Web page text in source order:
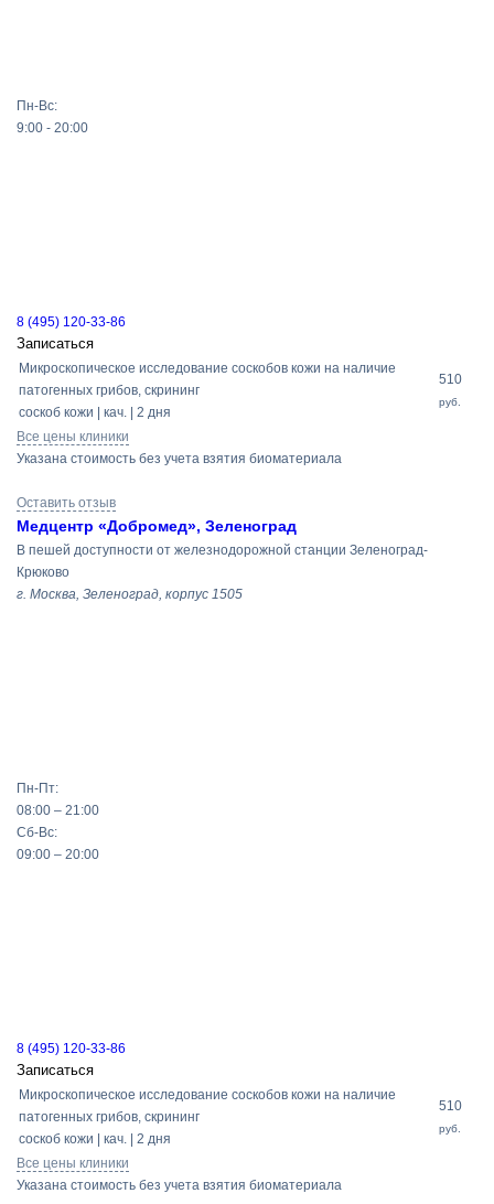
Пн-Вс:
9:00 - 20:00
8 (495) 120-33-86
Записаться
Микроскопическое исследование соскобов кожи на наличие
патогенных грибов, скрининг
соскоб кожи | кач. | 2 дня
510
руб.
Все цены клиники
Указана стоимость без учета взятия биоматериала
Оставить отзыв
Медцентр «Добромед», Зеленоград
В пешей доступности от железнодорожной станции Зеленоград-
Крюково
г. Москва, Зеленоград, корпус 1505
Пн-Пт:
08:00 – 21:00
Сб-Вс:
09:00 – 20:00
8 (495) 120-33-86
Записаться
Микроскопическое исследование соскобов кожи на наличие
патогенных грибов, скрининг
соскоб кожи | кач. | 2 дня
510
руб.
Все цены клиники
Указана стоимость без учета взятия биоматериала